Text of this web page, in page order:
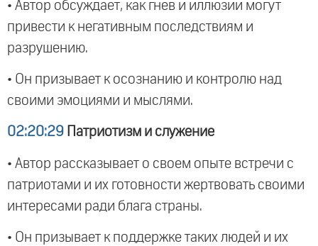
• Автор обсуждает, как гнев и иллюзии могут
привести к негативным последствиям и
разрушению.
• Он призывает к осознанию и контролю над
своими эмоциями и мыслями.
02:20:29 Патриотизм и служение
• Автор рассказывает о своем опыте встречи с
патриотами и их готовности жертвовать своими
интересами ради блага страны.
• Он призывает к поддержке таких людей и их